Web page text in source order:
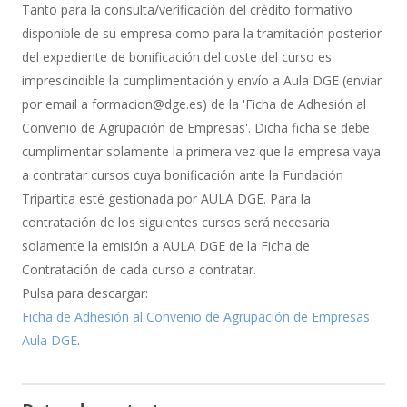
de
Bonificación
Tanto para la consulta/verificación del crédito formativo
disponible de su empresa como para la tramitación posterior
del expediente de bonificación del coste del curso es
imprescindible la cumplimentación y envío a Aula DGE (enviar
por email a formacion@dge.es) de la 'Ficha de Adhesión al
Convenio de Agrupación de Empresas'. Dicha ficha se debe
cumplimentar solamente la primera vez que la empresa vaya
a contratar cursos cuya bonificación ante la Fundación
Tripartita esté gestionada por AULA DGE. Para la
contratación de los siguientes cursos será necesaria
solamente la emisión a AULA DGE de la Ficha de
Contratación de cada curso a contratar.
Pulsa para descargar:
Ficha de Adhesión al Convenio de Agrupación de Empresas
Aula DGE.